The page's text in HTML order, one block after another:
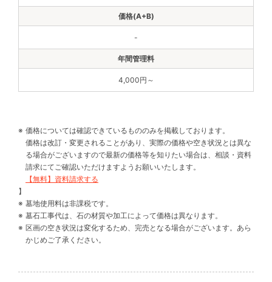
-
4,000円～
価格については確認できているもののみを掲載しております。
価格は改訂・変更されることがあり、実際の価格や空き状況とは異な
る場合がございますので最新の価格等を知りたい場合は、相談・資料
請求にてご確認いただけますようお願いいたします。
【無料】資料請求する
】
墓地使用料は非課税です。
墓石工事代は、石の材質や加工によって価格は異なります。
区画の空き状況は変化するため、完売となる場合がございます。あら
かじめご了承ください。